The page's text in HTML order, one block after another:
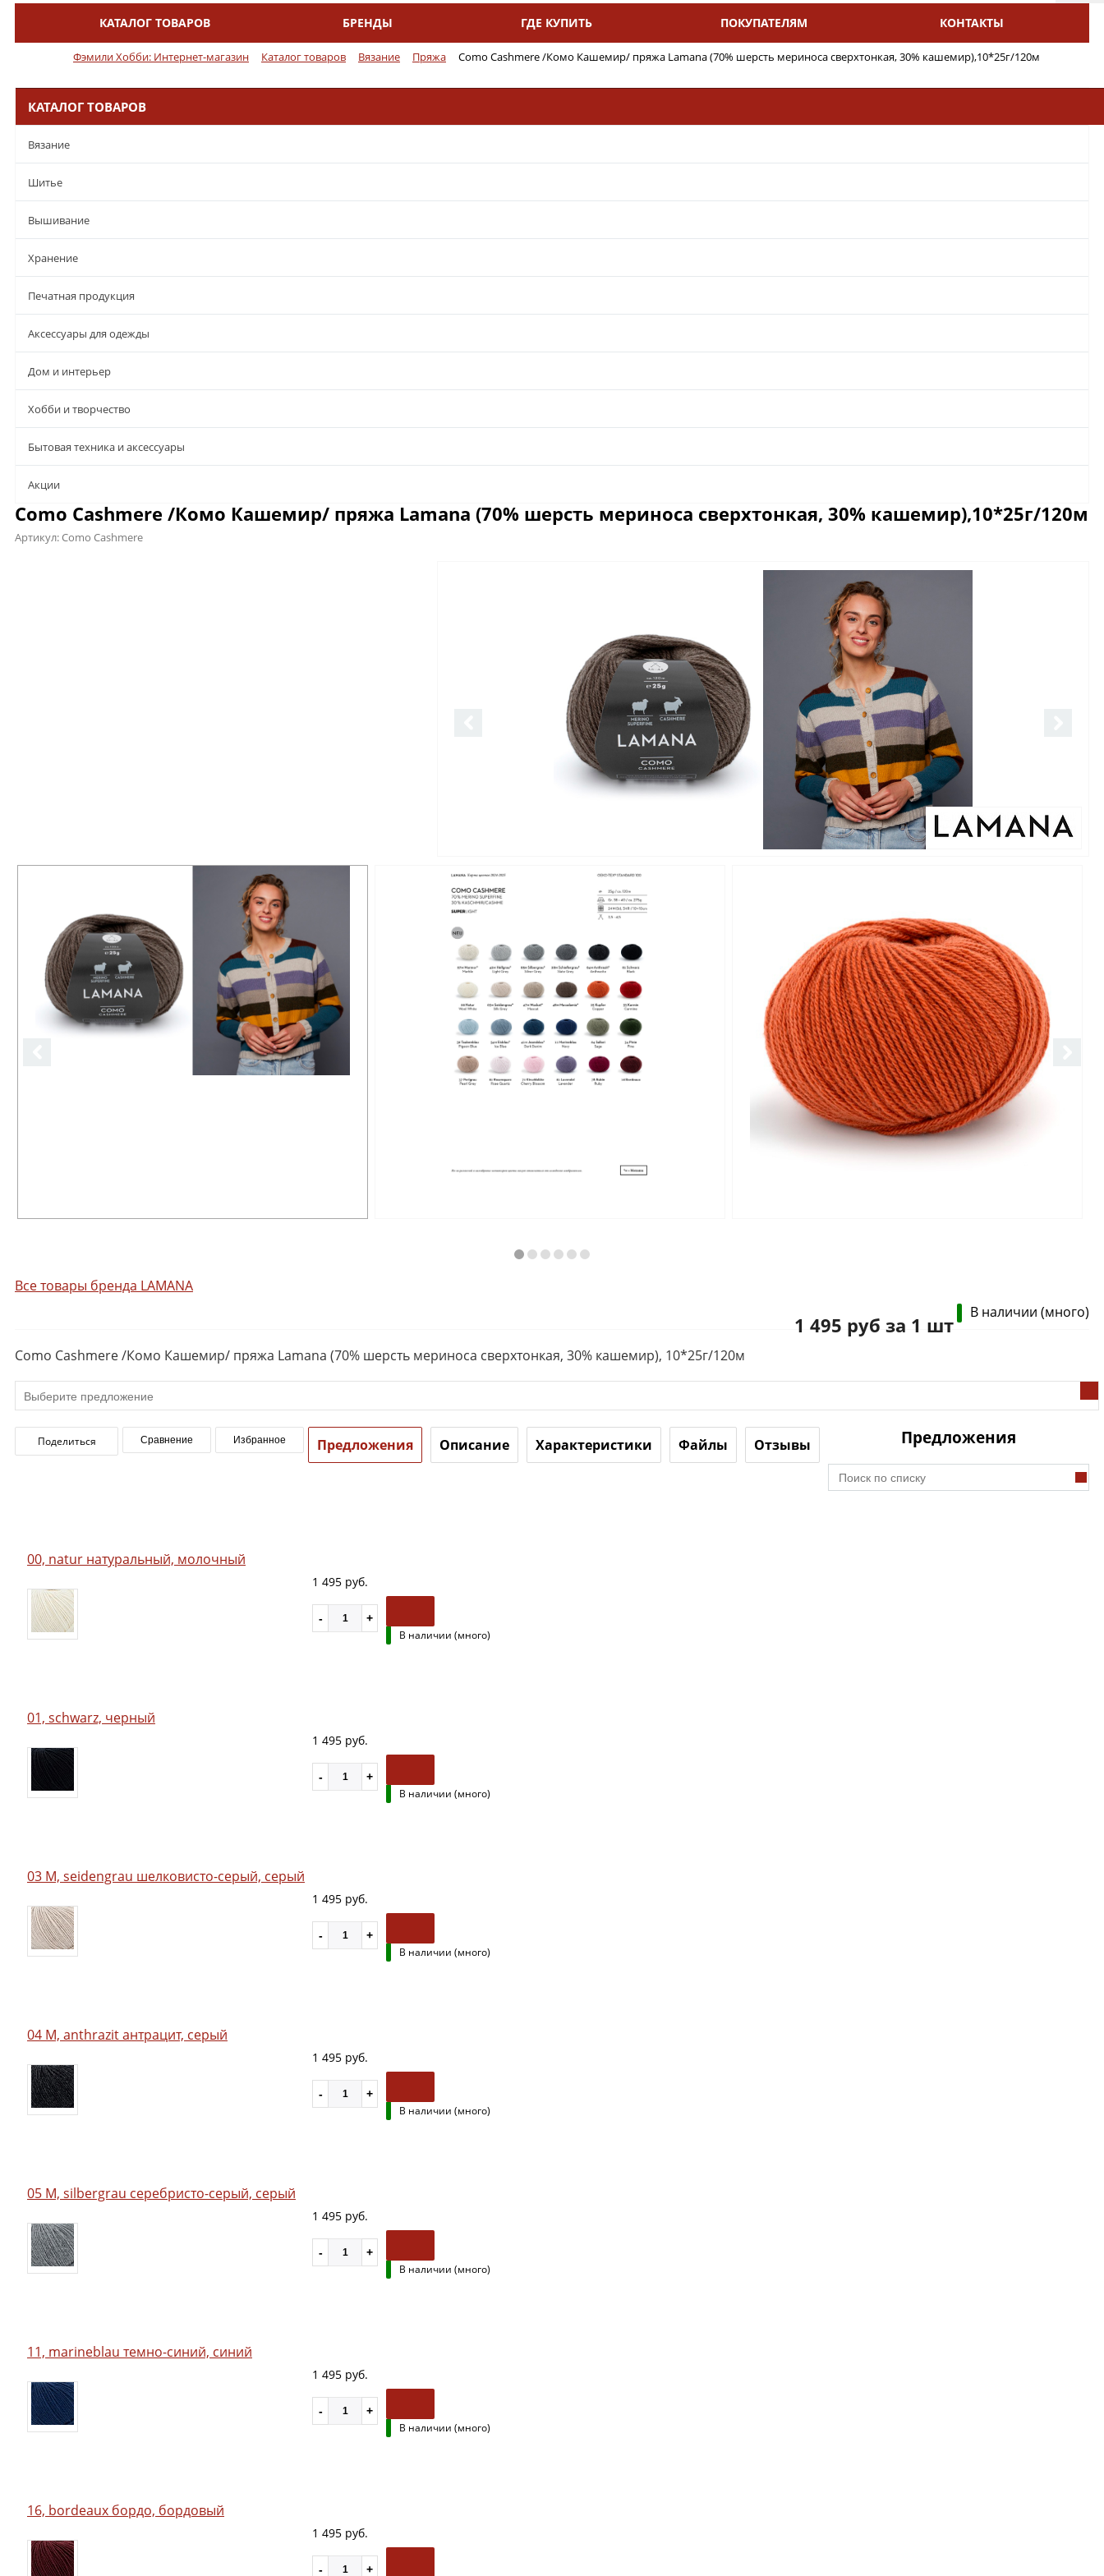
КАТАЛОГ ТОВАРОВ БРЕНДЫ ГДЕ КУПИТЬ ПОКУПАТЕЛЯМ КОНТАКТЫ
Фэмили Хобби: Интернет-магазин Каталог товаров Вязание Пряжа Como Cashmere /Комо Кашемир/ пряжа Lamana (70% шерсть мериноса сверхтонкая, 30% кашемир),10*25г/120м
КАТАЛОГ ТОВАРОВ
Вязание
Шитье
Вышивание
Хранение
Печатная продукция
Аксессуары для одежды
Дом и интерьер
Хобби и творчество
Бытовая техника и аксессуары
Aкции
Como Cashmere /Комо Кашемир/ пряжа Lamana (70% шерсть мериноса сверхтонкая, 30% кашемир),10*25г/120м
Артикул:Como Cashmere
Все товары бренда LAMANA
В наличии (много)
1 495 руб за 1 шт
Como Cashmere /Комо Кашемир/ пряжа Lamana (70% шерсть мериноса сверхтонкая, 30% кашемир), 10*25г/120м
Поделиться Сравнение Избранное Предложения Описание Характеристики Файлы Отзывы Предложения
00, natur натуральный, молочный
1 495 руб.
В наличии (много)
01, schwarz, черный
1 495 руб.
В наличии (много)
03 M, seidengrau шелковисто-серый, серый
1 495 руб.
В наличии (много)
04 M, anthrazit антрацит, серый
1 495 руб.
В наличии (много)
05 M, silbergrau серебристо-серый, серый
1 495 руб.
В наличии (много)
11, marineblau темно-синий, синий
1 495 руб.
В наличии (много)
16, bordeaux бордо, бордовый
1 495 руб.